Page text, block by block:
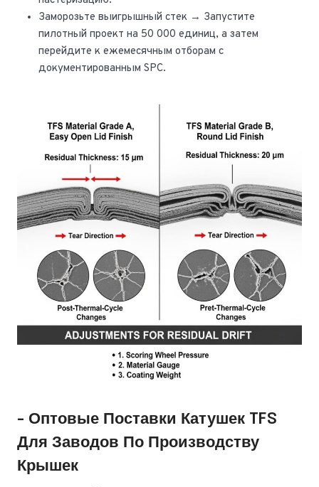
Заморозьте выигрышный стек → Запустите
пилотный проект на 50 000 единиц, а затем
перейдите к ежемесячным отборам с
документированным SPC.
- Оптовые Поставки Катушек TFS
Для Заводов По Производству
Крышек